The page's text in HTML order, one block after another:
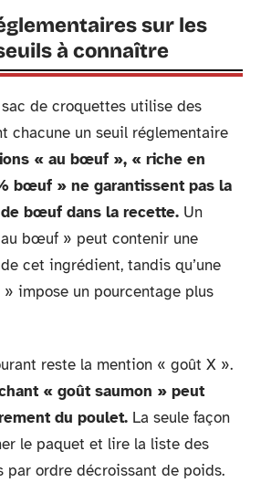
sur les
à connaître
sac de croquettes utilise des
chacune un seuil réglementaire
« au bœuf », « riche en
bœuf » ne garantissent pas la
bœuf dans la recette. Un
bœuf » peut contenir une
cet ingrédient, tandis qu’une
impose un pourcentage plus
reste la mention « goût X ».
« goût saumon » peut
du poulet. La seule façon
le paquet et lire la liste des
par ordre décroissant de poids.